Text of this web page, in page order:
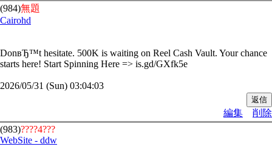
(984)無題
Cairohd
DonвЂ™t hesitate. 500K is waiting on Reel Cash Vault. Your chance
starts here! Start Spinning Here => is.gd/GXfk5e
2026/05/31 (Sun) 03:04:03
編集
削除
(983)????4???
WebSite - ddw